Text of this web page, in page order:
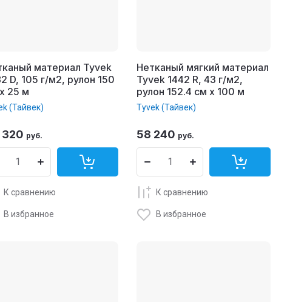
материал Tyvek
D, 105 г/м2, рулон 150
25 м
(Тайвек)
руб.
К сравнению
В избранное
Нетканый мягкий материал
Tyvek 1442 R, 43 г/м2,
рулон 152.4 см x 100 м
Tyvek (Тайвек)
58 240 руб.
К сравнению
В избранное